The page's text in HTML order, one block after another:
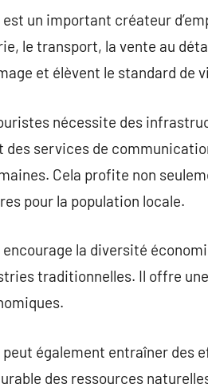
un important créateur
le transport, la vente au
et élèvent le standard de
nécessite des
des services de
Cela profite non
pour la population locale.
la diversité
traditionnelles. Il offre
également entraîner des
des ressources